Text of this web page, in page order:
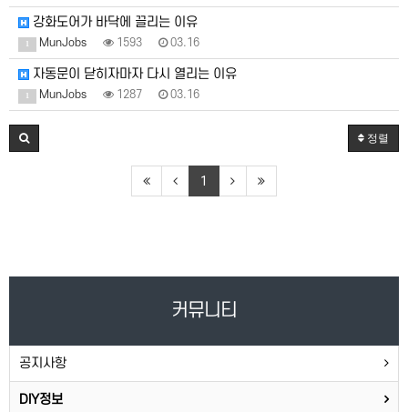
강화도어가 바닥에 끌리는 이유
MunJobs 1593 03.16
자동문이 닫히자마자 다시 열리는 이유
MunJobs 1287 03.16
정렬
1
커뮤니티
공지사항
DIY정보